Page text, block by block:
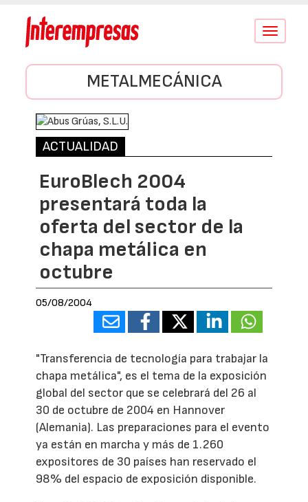
Conmutar
METALMECÁNICA
ACTUALIDAD
EuroBlech 2004
presentará toda la
oferta del sector de la
chapa metálica en
octubre
05/08/2004
"Transferencia de tecnología para trabajar la
chapa metálica", es el tema de la exposición
global del sector que se celebrará del 26 al
30 de octubre de 2004 en Hannover
(Alemania). Las preparaciones para el evento
ya están en marcha y más de 1.260
expositores de 30 países han reservado el
98% del espacio de exposición disponible.